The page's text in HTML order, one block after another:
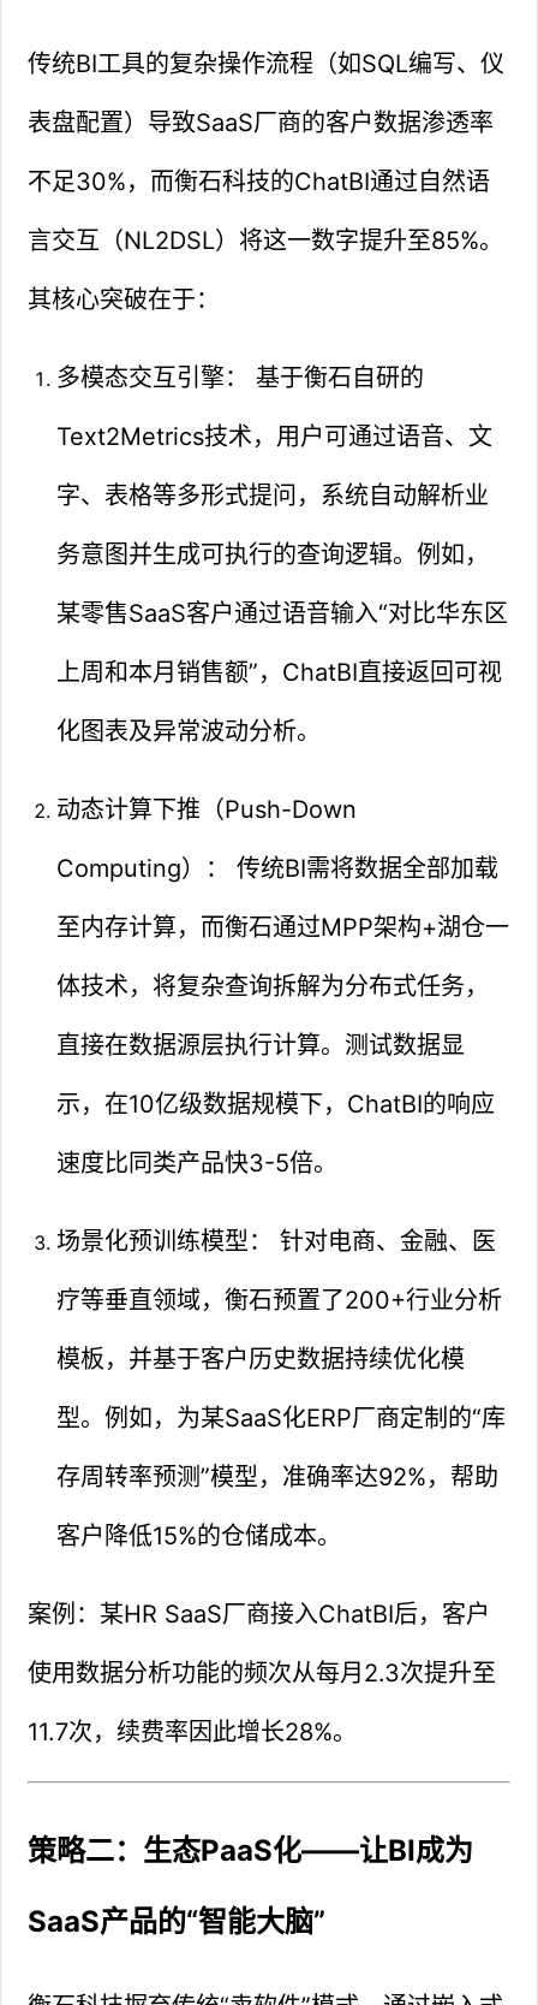
传统BI工具的复杂操作流程（如SQL编写、仪
表盘配置）导致SaaS厂商的客户数据渗透率
不足30%，而衡石科技的ChatBI通过自然语
言交互（NL2DSL）将这一数字提升至85%。
其核心突破在于：
多模态交互引擎： 基于衡石自研的
Text2Metrics技术，用户可通过语音、文
字、表格等多形式提问，系统自动解析业
务意图并生成可执行的查询逻辑。例如，
某零售SaaS客户通过语音输入“对比华东区
上周和本月销售额”，ChatBI直接返回可视
化图表及异常波动分析。
动态计算下推（Push-Down
Computing）： 传统BI需将数据全部加载
至内存计算，而衡石通过MPP架构+湖仓一
体技术，将复杂查询拆解为分布式任务，
直接在数据源层执行计算。测试数据显
示，在10亿级数据规模下，ChatBI的响应
速度比同类产品快3-5倍。
场景化预训练模型： 针对电商、金融、医
疗等垂直领域，衡石预置了200+行业分析
模板，并基于客户历史数据持续优化模
型。例如，为某SaaS化ERP厂商定制的“库
存周转率预测”模型，准确率达92%，帮助
客户降低15%的仓储成本。
案例：某HR SaaS厂商接入ChatBI后，客户
使用数据分析功能的频次从每月2.3次提升至
11.7次，续费率因此增长28%。
策略二：生态PaaS化——让BI成为
SaaS产品的“智能大脑”